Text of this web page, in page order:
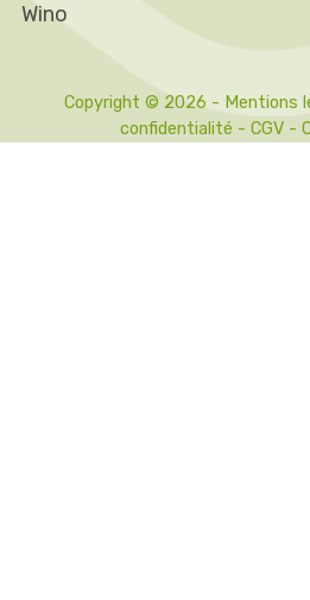
Wino
Copyright © 2026 - Mentions
confidentialité - CGV -